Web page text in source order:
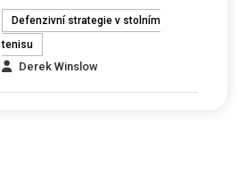
Defenzivní strategie v stolním
tenisu
Derek Winslow